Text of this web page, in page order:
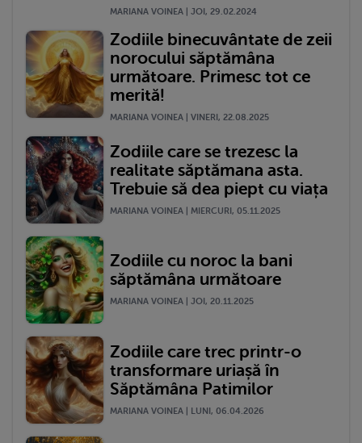
MARIANA VOINEA | JOI, 29.02.2024
Zodiile binecuvântate de zeii
norocului săptămâna
următoare. Primesc tot ce
merită!
MARIANA VOINEA | VINERI, 22.08.2025
Zodiile care se trezesc la
realitate săptămana asta.
Trebuie să dea piept cu viața
MARIANA VOINEA | MIERCURI, 05.11.2025
Zodiile cu noroc la bani
săptămâna următoare
MARIANA VOINEA | JOI, 20.11.2025
Zodiile care trec printr-o
transformare uriașă în
Săptămâna Patimilor
MARIANA VOINEA | LUNI, 06.04.2026